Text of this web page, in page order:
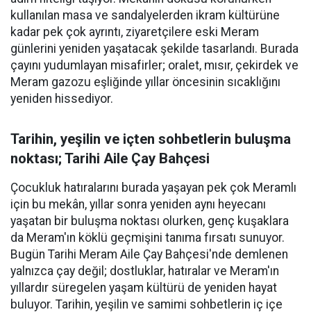
kullanılan masa ve sandalyelerden ikram kültürüne
kadar pek çok ayrıntı, ziyaretçilere eski Meram
günlerini yeniden yaşatacak şekilde tasarlandı. Burada
çayını yudumlayan misafirler; oralet, mısır, çekirdek ve
Meram gazozu eşliğinde yıllar öncesinin sıcaklığını
yeniden hissediyor.
Tarihin, yeşilin ve içten sohbetlerin buluşma
noktası; Tarihi Aile Çay Bahçesi
Çocukluk hatıralarını burada yaşayan pek çok Meramlı
için bu mekân, yıllar sonra yeniden aynı heyecanı
yaşatan bir buluşma noktası olurken, genç kuşaklara
da Meram'ın köklü geçmişini tanıma fırsatı sunuyor.
Bugün Tarihi Meram Aile Çay Bahçesi'nde demlenen
yalnızca çay değil; dostluklar, hatıralar ve Meram'ın
yıllardır süregelen yaşam kültürü de yeniden hayat
buluyor. Tarihin, yeşilin ve samimi sohbetlerin iç içe